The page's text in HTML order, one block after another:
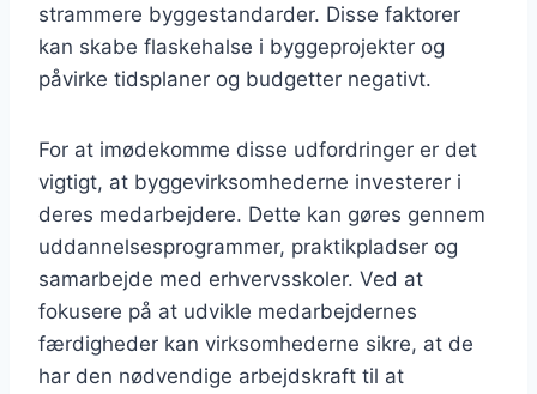
strammere byggestandarder. Disse faktorer
kan skabe flaskehalse i byggeprojekter og
påvirke tidsplaner og budgetter negativt.
For at imødekomme disse udfordringer er det
vigtigt, at byggevirksomhederne investerer i
deres medarbejdere. Dette kan gøres gennem
uddannelsesprogrammer, praktikpladser og
samarbejde med erhvervsskoler. Ved at
fokusere på at udvikle medarbejdernes
færdigheder kan virksomhederne sikre, at de
har den nødvendige arbejdskraft til at